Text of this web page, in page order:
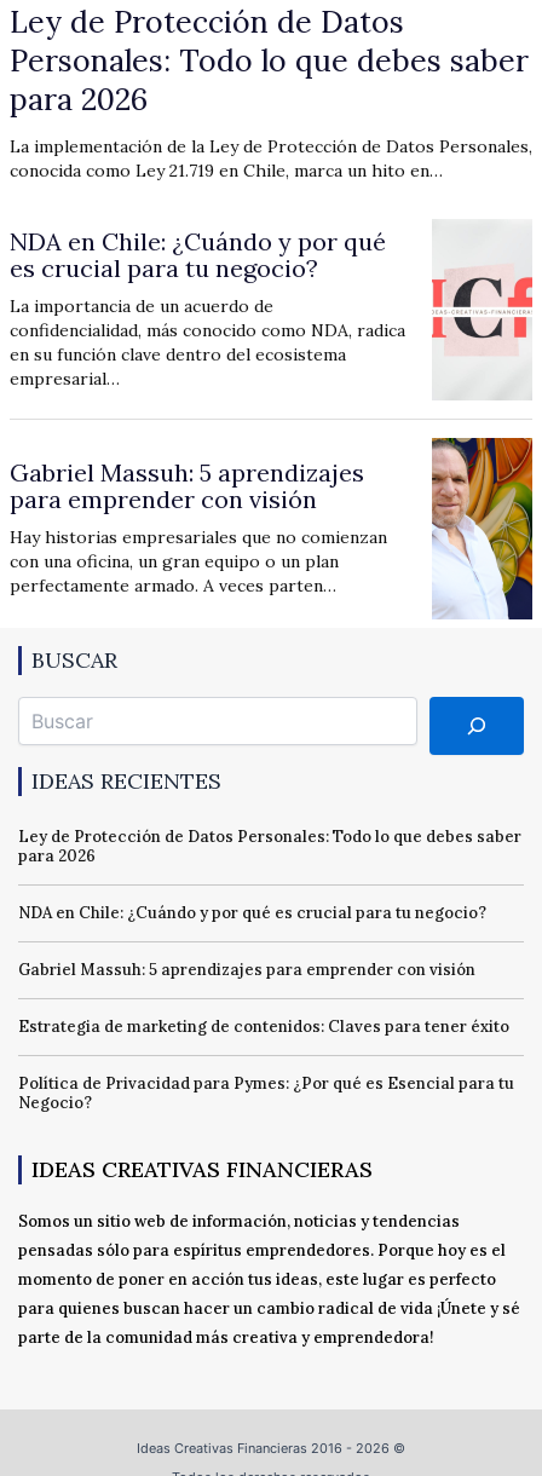
Ley de Protección de Datos
Personales: Todo lo que debes saber
para 2026
La implementación de la Ley de Protección de Datos Personales,
conocida como Ley 21.719 en Chile, marca un hito en…
NDA en Chile: ¿Cuándo y por qué
es crucial para tu negocio?
La importancia de un acuerdo de
confidencialidad, más conocido como NDA, radica
en su función clave dentro del ecosistema
empresarial…
Gabriel Massuh: 5 aprendizajes
para emprender con visión
Hay historias empresariales que no comienzan
con una oficina, un gran equipo o un plan
perfectamente armado. A veces parten…
BUSCAR
Buscar
IDEAS RECIENTES
Ley de Protección de Datos Personales: Todo lo que debes saber
para 2026
NDA en Chile: ¿Cuándo y por qué es crucial para tu negocio?
Gabriel Massuh: 5 aprendizajes para emprender con visión
Estrategia de marketing de contenidos: Claves para tener éxito
Política de Privacidad para Pymes: ¿Por qué es Esencial para tu
Negocio?
IDEAS CREATIVAS FINANCIERAS
Somos un sitio web de información, noticias y tendencias
pensadas sólo para espíritus emprendedores. Porque hoy es el
momento de poner en acción tus ideas, este lugar es perfecto
para quienes buscan hacer un cambio radical de vida ¡Únete y sé
parte de la comunidad más creativa y emprendedora!
Ideas Creativas Financieras 2016 - 2026 ©